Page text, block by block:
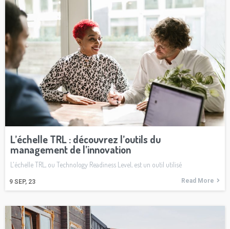
L’échelle TRL : découvrez l’outils du
management de l’innovation
9 SEP, 23
L'échelle TRL, ou Technology Readiness Level, est un outil utilisé
Read More